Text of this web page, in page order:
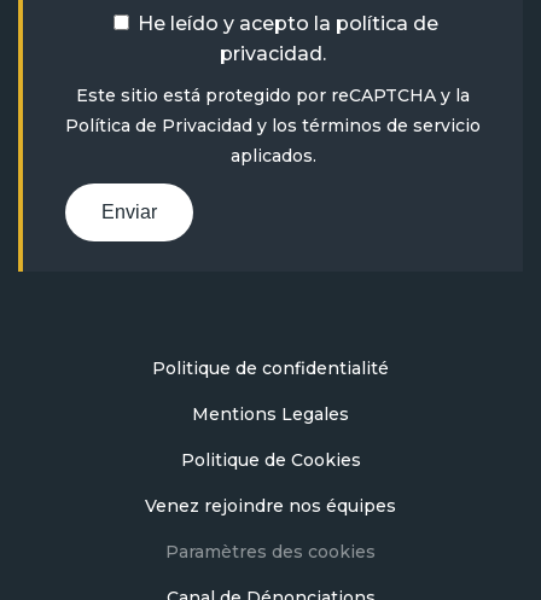
He leído y acepto la política de
privacidad .
Este sitio está protegido por reCAPTCHA y la
Política de Privacidad y los términos de servicio
aplicados.
Enviar
Politique de confidentialité
Mentions Legales
Politique de Cookies
Venez rejoindre nos équipes
Paramètres des cookies